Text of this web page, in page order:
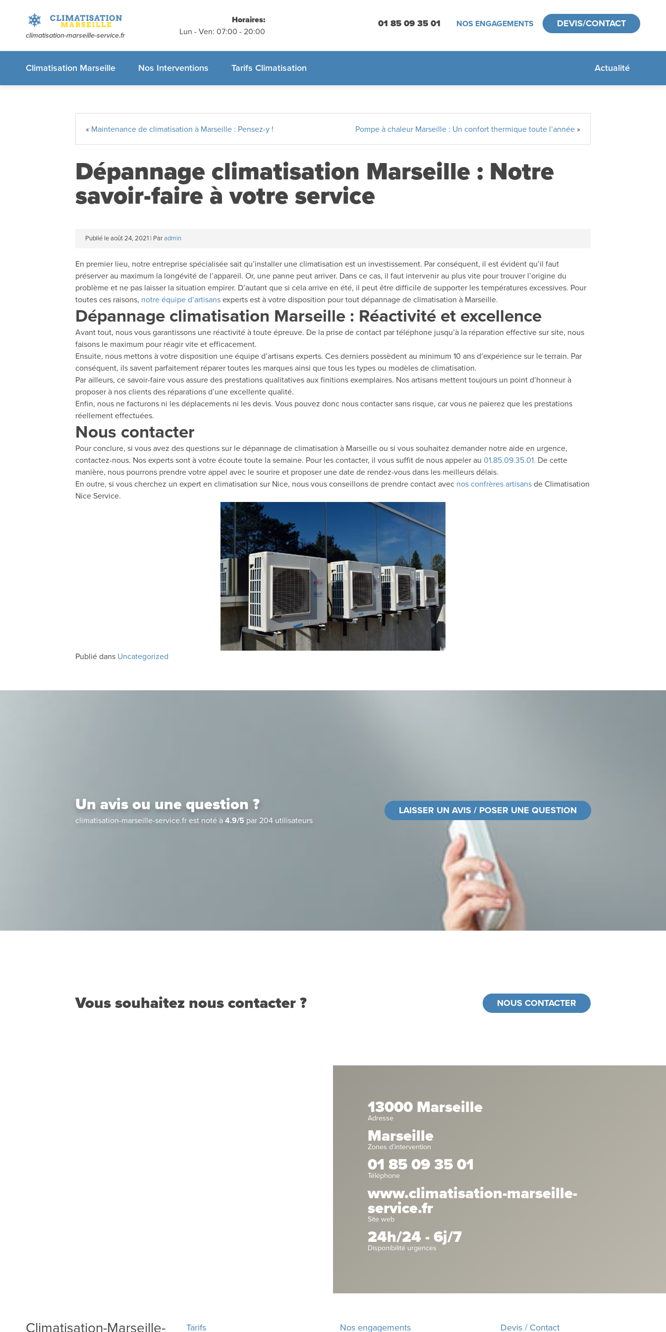
climatisation-marseille-service.fr
Horaires:
Lun - Ven: 07:00 - 20:00
01 85 09 35 01 NOS ENGAGEMENTS DEVIS/CONTACT
Climatisation Marseille Actualité
Nos Interventions Tarifs Climatisation
gratuits
sans engagement
appelez-nous :01.85.09.35.01
« Maintenance de climatisation à Marseille : Pensez-y ! Pompe à chaleur Marseille : Un confort thermique toute l’année »
Dépannage climatisation Marseille : Notre
savoir-faire à votre service
Publié leaoût 24, 2021 | Paradmin
En premier lieu, notre entreprise spécialisée sait qu’installer une climatisation est un investissement. Par conséquent, il est évident qu’il faut
préserver au maximum la longévité de l’appareil. Or, une panne peut arriver. Dans ce cas, il faut intervenir au plus vite pour trouver l’origine du
problème et ne pas laisser la situation empirer. D’autant que si cela arrive en été, il peut être difficile de supporter les températures excessives. Pour
toutes ces raisons, notre équipe d’artisans experts est à votre disposition pour tout dépannage de climatisation à Marseille.
Dépannage climatisation Marseille : Réactivité et excellence
Avant tout, nous vous garantissons une réactivité à toute épreuve. De la prise de contact par téléphone jusqu’à la réparation effective sur site, nous
faisons le maximum pour réagir vite et efficacement.
Ensuite, nous mettons à votre disposition une équipe d’artisans experts. Ces derniers possèdent au minimum 10 ans d’expérience sur le terrain. Par
conséquent, ils savent parfaitement réparer toutes les marques ainsi que tous les types ou modèles de climatisation.
Par ailleurs, ce savoir-faire vous assure des prestations qualitatives aux finitions exemplaires. Nos artisans mettent toujours un point d’honneur à
proposer à nos clients des réparations d’une excellente qualité.
Enfin, nous ne facturons ni les déplacements ni les devis. Vous pouvez donc nous contacter sans risque, car vous ne paierez que les prestations
réellement effectuées.
Nous contacter
Pour conclure, si vous avez des questions sur le dépannage de climatisation à Marseille ou si vous souhaitez demander notre aide en urgence,
contactez-nous. Nos experts sont à votre écoute toute la semaine. Pour les contacter, il vous suffit de nous appeler au 01.85.09.35.01. De cette
manière, nous pourrons prendre votre appel avec le sourire et proposer une date de rendez-vous dans les meilleurs délais.
En outre, si vous cherchez un expert en climatisation sur Nice, nous vous conseillons de prendre contact avec nos confrères artisans de Climatisation
Nice Service.
Publié dans Uncategorized
Un avis ou une question ?
climatisation-marseille-service.fr est noté à 4.9/5 par 204 utilisateurs
LAISSER UN AVIS / POSER UNE QUESTION
Vous souhaitez nous contacter ? NOUS CONTACTER
13000 Marseille
Adresse
Marseille
Zones d’intervention
01 85 09 35 01
Téléphone
www.climatisation-marseille-
service.fr
Site web
24h/24 - 6j/7
Disponibilité urgences
Climatisation-Marseille- Tarifs Nos engagements Devis / Contact